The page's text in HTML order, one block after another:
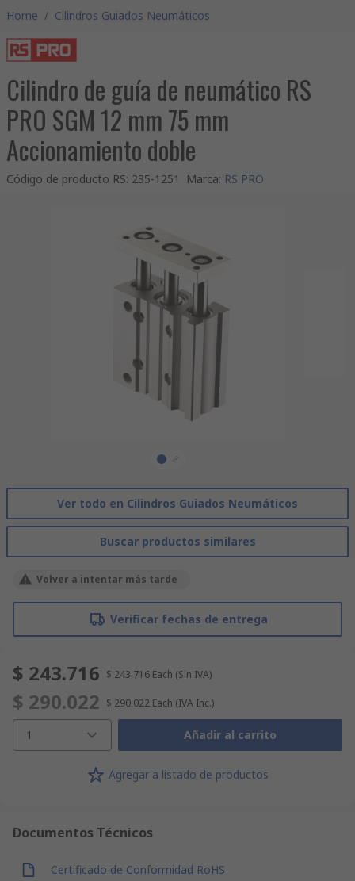
Home / Cilindros Guiados Neumáticos
Cilindro de guía de neumático RS
PRO SGM 12 mm 75 mm
Accionamiento doble
Código de producto RS: 235-1251 Marca: RS PRO
Ver todo en Cilindros Guiados Neumáticos
Buscar productos similares
Volver a intentar más tarde
Verificar fechas de entrega
$ 243.716 $ 243.716 Each (Sin IVA)
$ 290.022 $ 290.022 Each (IVA Inc.)
1 Añadir al carrito
Agregar a listado de productos
Documentos Técnicos
Certificado de Conformidad RoHS